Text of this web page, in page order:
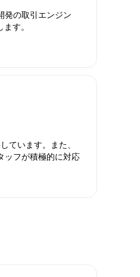
発の取引エンジン
す。
ています。また、
ッフが積極的に対応